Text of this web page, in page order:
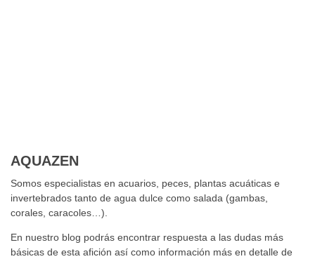
AQUAZEN
Somos especialistas en acuarios, peces, plantas acuáticas e
invertebrados tanto de agua dulce como salada (gambas,
corales, caracoles…).
En nuestro blog podrás encontrar respuesta a las dudas más
básicas de esta afición así como información más en detalle de